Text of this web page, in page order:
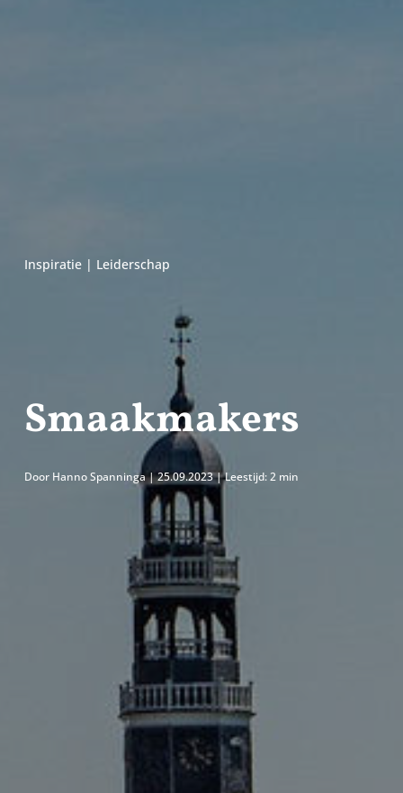
Inspiratie| Leiderschap
Smaakmakers
Door Hanno Spanninga | 25.09.2023 | Leestijd:2 min